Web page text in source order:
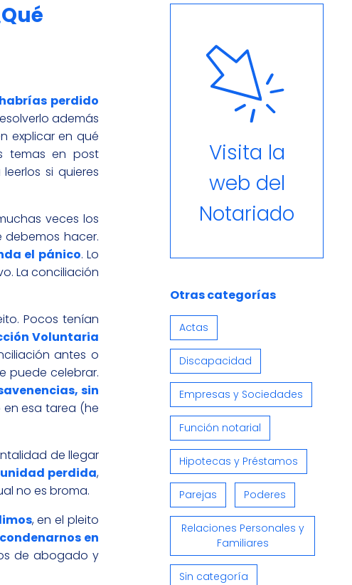
habrías perdido
además
explicar en qué
temas en post
si quieres
veces los
debemos hacer.
el pánico. Lo
La conciliación
Pocos tenían
Voluntaria
antes o
puede celebrar.
sin
esa tarea (he
de llegar
perdida,
no es broma.
, en el pleito
en
de abogado y
Visita la
web del
Notariado
Otras categorías
Actas
Discapacidad
Empresas y Sociedades
Función notarial
Hipotecas y Préstamos
Parejas Poderes
Relaciones Personales y
Familiares
Sin categoría